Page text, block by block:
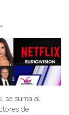
se suma al
de